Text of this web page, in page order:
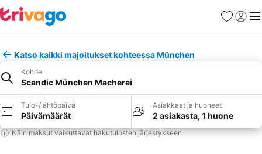
Suosikit
Katso kaikki majoitukset kohteessa München
Kohde
Scandic München Macherei
Tulo-/lähtöpäivä
Päivämäärät
Asiakkaat ja huoneet
2 asiakasta, 1 huone
Näin maksut vaikuttavat hakutulosten järjestykseen